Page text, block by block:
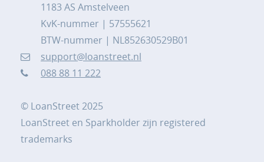
1183 AS Amstelveen
KvK-nummer | 57555621
BTW-nummer | NL852630529B01
support@loanstreet.nl
088 88 11 222
© LoanStreet 2025
LoanStreet en Sparkholder zijn registered
trademarks